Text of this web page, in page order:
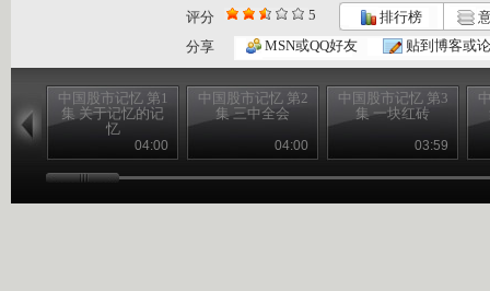
评分 5 排行榜
分享
MSN或QQ好友 贴到博客或
中国股市记忆 第1
集 关于记忆的记
忆
04:00
中国股市记忆 第2
集 三中全会
04:00
中国股市记忆 第3
集 一块红砖
03:59